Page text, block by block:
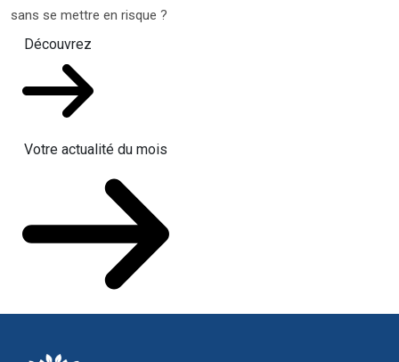
sans se mettre en risque ?
Découvrez
Votre actualité du mois